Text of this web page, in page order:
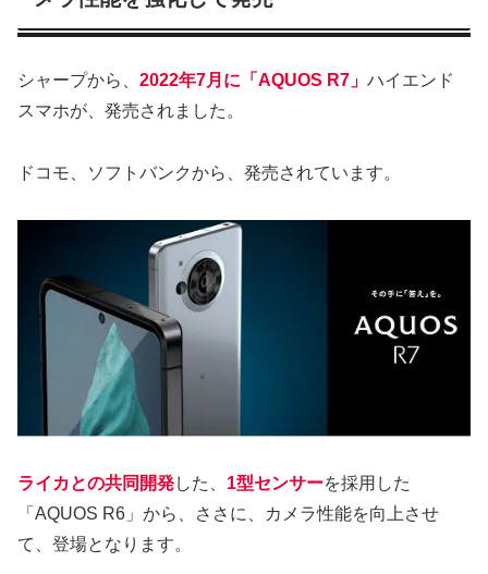
シャープから、 2022年7月に「AQUOS R7」 ハイエンド
スマホが、発売されました。
ドコモ、ソフトバンクから、発売されています。
ライカとの共同開発した、 1型センサーを採用した
「AQUOS R6」から、ささに、カメラ性能を向上させ
て、登場となります。